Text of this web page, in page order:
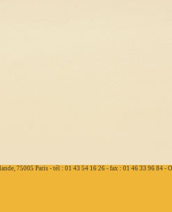
75005 Paris - tél : 01 43 54 16 26 - fax : 01 46 33 96 84